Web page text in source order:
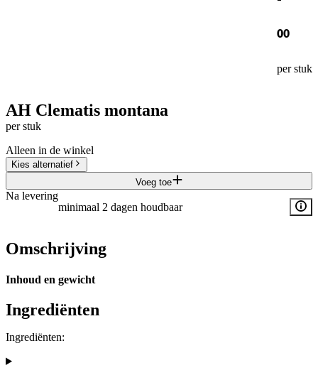
00
per stuk
AH Clematis montana
per stuk
Alleen in de winkel
Kies alternatief
Voeg toe
Na levering
minimaal 2 dagen houdbaar
Omschrijving
Inhoud en gewicht
Ingrediënten
Ingrediënten: